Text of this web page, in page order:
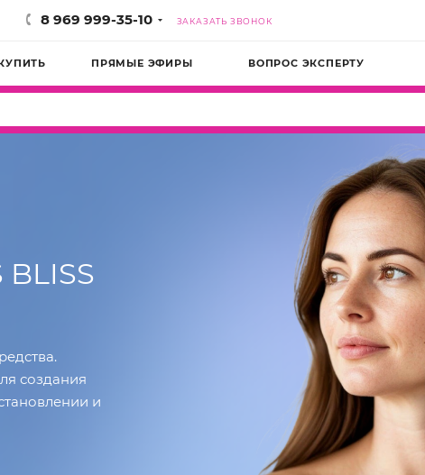
8 969 999-35-10 ЗАКАЗАТЬ ЗВОНОК
ПРЯМЫЕ ЭФИРЫ ВОПРОС ЭКСПЕРТУ
создания
и